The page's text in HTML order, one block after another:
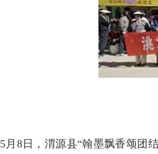
5月8日，渭源县“翰墨飘香颂团